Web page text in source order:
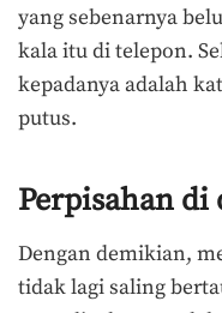
yang sebenarnya
kala itu di telepon.
kepadanya adalah
putus.
Perpisahan di
Dengan demikian,
tidak lagi saling